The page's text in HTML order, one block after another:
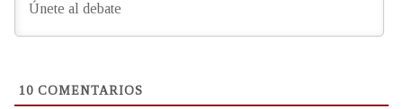
10 COMENTARIOS